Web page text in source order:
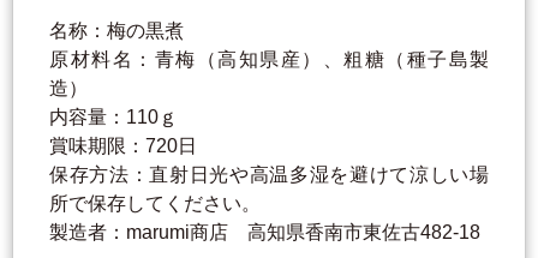
名称：梅の黒煮
原材料名：青梅（高知県産）、粗糖（種子島製
造）
内容量：110ｇ
賞味期限：720日
保存方法：直射日光や高温多湿を避けて涼しい場
所で保存してください。
製造者：marumi商店 高知県香南市東佐古482-18